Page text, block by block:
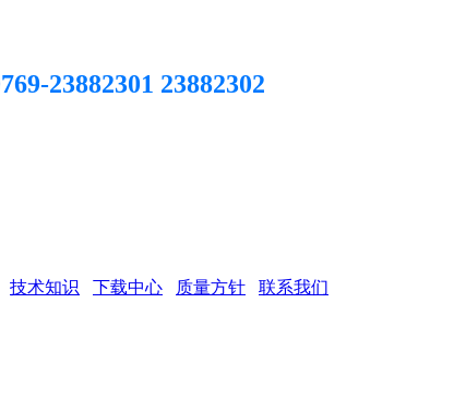
23882301 23882302
技术知识 下载中心 质量方针 联系我们